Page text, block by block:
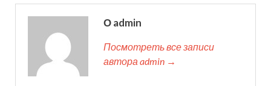
О admin
Посмотреть все записи
автора admin →